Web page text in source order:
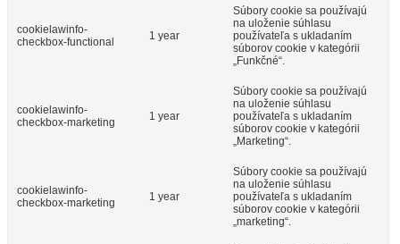
cookielawinfo-
checkbox-functional
1 year
Súbory cookie sa používajú
na uloženie súhlasu
používateľa s ukladaním
súborov cookie v kategórii
„Funkčné“.
cookielawinfo-
checkbox-marketing
1 year
Súbory cookie sa používajú
na uloženie súhlasu
používateľa s ukladaním
súborov cookie v kategórii
„Marketing“.
cookielawinfo-
checkbox-marketing
1 year
Súbory cookie sa používajú
na uloženie súhlasu
používateľa s ukladaním
súborov cookie v kategórii
„marketing“.